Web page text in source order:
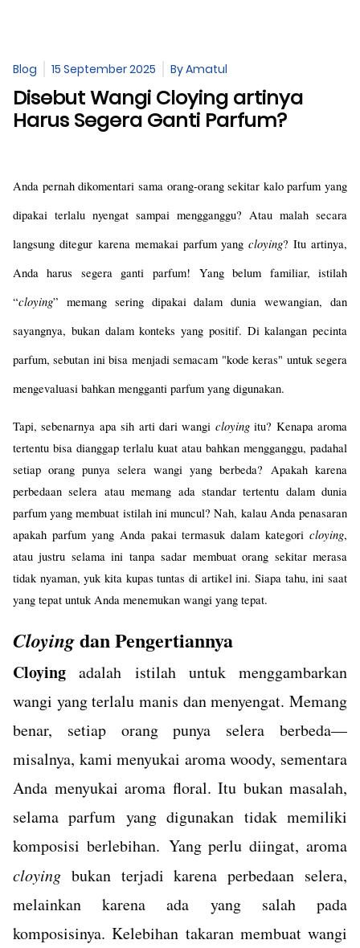
Blog 15 September 2025 ByAmatul
Disebut Wangi Cloying artinya
Harus Segera Ganti Parfum?
Anda pernah dikomentari sama orang-orang sekitar kalo parfum yang
dipakai terlalu nyengat sampai mengganggu? Atau malah secara
langsung ditegur karena memakai parfum yang cloying? Itu artinya,
Anda harus segera ganti parfum! Yang belum familiar, istilah
“cloying” memang sering dipakai dalam dunia wewangian, dan
sayangnya, bukan dalam konteks yang positif. Di kalangan pecinta
parfum, sebutan ini bisa menjadi semacam "kode keras" untuk segera
mengevaluasi bahkan mengganti parfum yang digunakan.
Tapi, sebenarnya apa sih arti dari wangi cloying itu? Kenapa aroma
tertentu bisa dianggap terlalu kuat atau bahkan mengganggu, padahal
setiap orang punya selera wangi yang berbeda? Apakah karena
perbedaan selera atau memang ada standar tertentu dalam dunia
parfum yang membuat istilah ini muncul? Nah, kalau Anda penasaran
apakah parfum yang Anda pakai termasuk dalam kategori cloying,
atau justru selama ini tanpa sadar membuat orang sekitar merasa
tidak nyaman, yuk kita kupas tuntas di artikel ini. Siapa tahu, ini saat
yang tepat untuk Anda menemukan wangi yang tepat.
Cloyingdan Pengertiannya
Cloying adalah istilah untuk menggambarkan
wangi yang terlalu manis dan menyengat. Memang
benar, setiap orang punya selera berbeda—
misalnya, kami menyukai aroma woody, sementara
Anda menyukai aroma floral. Itu bukan masalah,
selama parfum yang digunakan tidak memiliki
komposisi berlebihan. Yang perlu diingat, aroma
cloying bukan terjadi karena perbedaan selera,
melainkan karena ada yang salah pada
komposisinya. Kelebihan takaran membuat wangi